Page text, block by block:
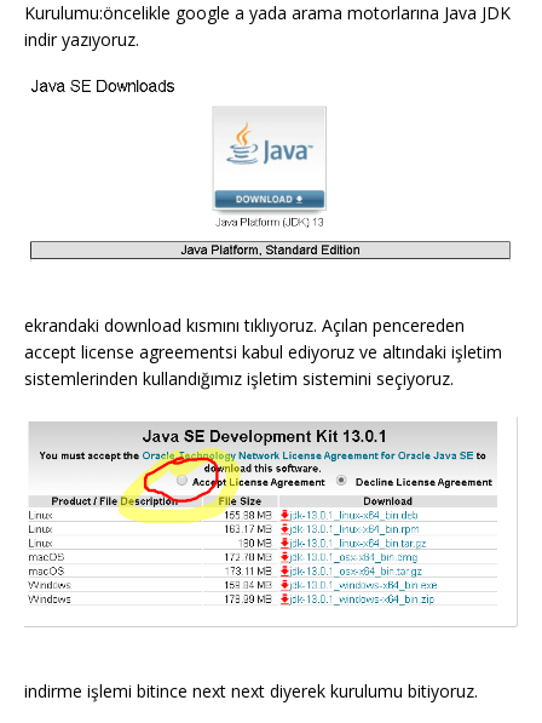
Kurulumu:öncelikle google a yada arama motorlarına Java JDK
indir yazıyoruz.
ekrandaki download kısmını tıklıyoruz. Açılan pencereden
accept license agreementsi kabul ediyoruz ve altındaki işletim
sistemlerinden kullandığımız işletim sistemini seçiyoruz.
indirme işlemi bitince next next diyerek kurulumu bitiyoruz.